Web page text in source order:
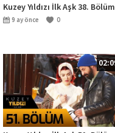
Kuzey Yıldızı İlk Aşk 38. Bölüm
9 ay önce 0